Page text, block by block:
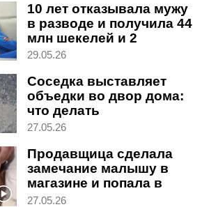
10 лет отказывала мужу
в разводе и получила 44
млн шекелей и 2
квартиры
29.05.26
Соседка выставляет
объедки во двор дома:
что делать
27.05.26
Продавщица сделала
замечание малышу в
магазине и попала в
виральный пост
27.05.26